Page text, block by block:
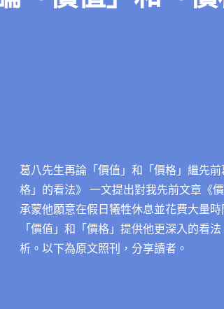
葛八先生再論「價值」和「價格」繼先
格」的看法》 一文提出對我先前文章《
承蒙他願意在假日犧牲休息並花費大量
「價值」和「價格」提供他更深入的看
析。以下為原文照刊，分享讀者。